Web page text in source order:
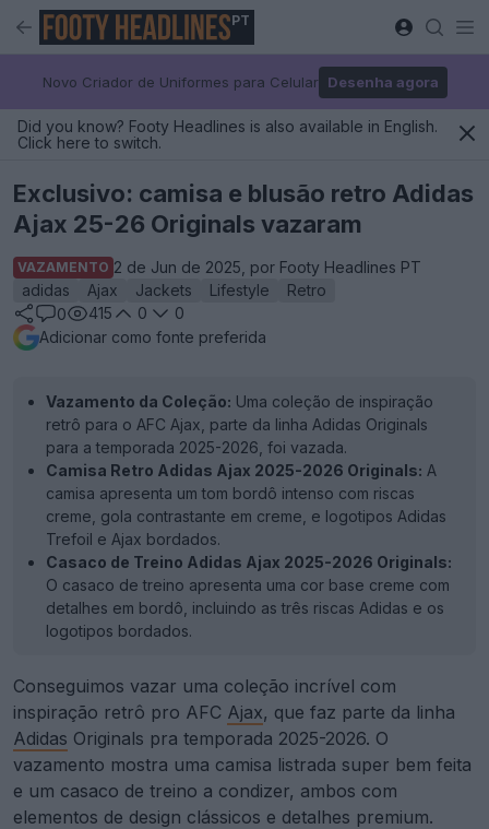
PT
Novo Criador de Uniformes para Celular Desenha agora
Did you know? Footy Headlines is also available in English.
Click here to switch.
Exclusivo: camisa e blusão retro Adidas
Ajax 25-26 Originals vazaram
VAZAMENTO 2 de Jun de 2025, por Footy Headlines PT
adidas
Ajax Jackets Lifestyle
Retro
0
415 0
0
Adicionar como fonte preferida
Vazamento da Coleção: Uma coleção de inspiração
retrô para o AFC Ajax, parte da linha Adidas Originals
para a temporada 2025-2026, foi vazada.
Camisa Retro Adidas Ajax 2025-2026 Originals: A
camisa apresenta um tom bordô intenso com riscas
creme, gola contrastante em creme, e logotipos Adidas
Trefoil e Ajax bordados.
Casaco de Treino Adidas Ajax 2025-2026 Originals:
O casaco de treino apresenta uma cor base creme com
detalhes em bordô, incluindo as três riscas Adidas e os
logotipos bordados.
Conseguimos vazar uma coleção incrível com
inspiração retrô pro AFC Ajax, que faz parte da linha
Adidas Originals pra temporada 2025-2026. O
vazamento mostra uma camisa listrada super bem feita
e um casaco de treino a condizer, ambos com
elementos de design clássicos e detalhes premium.